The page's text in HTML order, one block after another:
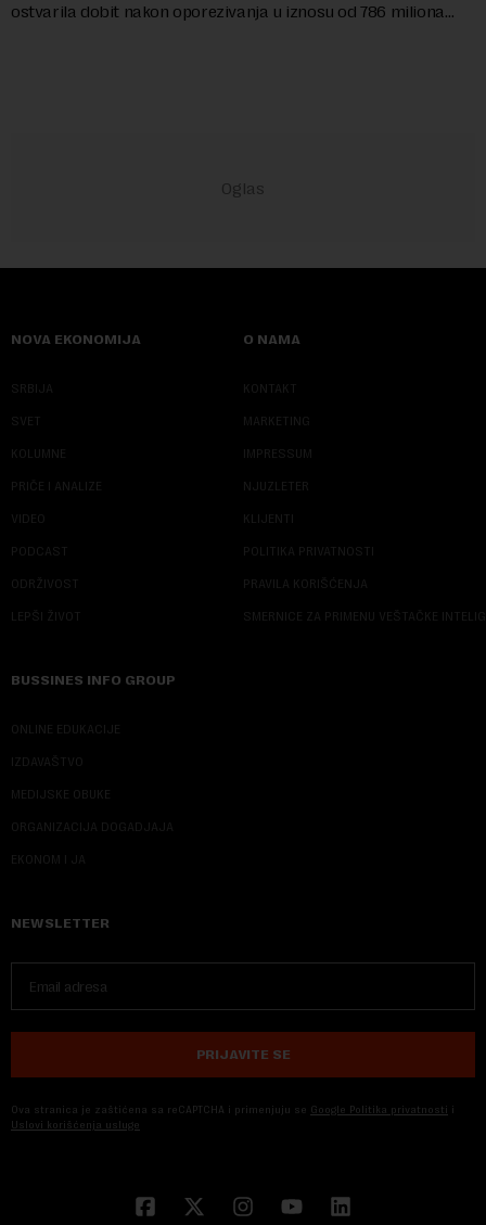
ostvarila dobit nakon oporezivanja u iznosu od 786 miliona
NOVA EKONOMIJA
SRBIJA
SVET
KOLUMNE
PRIČE I ANALIZE
VIDEO
PODCAST
ODRŽIVOST
LEPŠI ŽIVOT
O NAMA
KONTAKT
MARKETING
IMPRESSUM
NJUZLETER
KLIJENTI
POLITIKA PRIVATNOSTI
PRAVILA KORIŠĆENJA
SMERNICE ZA PRIMENU VEŠTAČKE
BUSSINES INFO GROUP
ONLINE EDUKACIJE
IZDAVAŠTVO
MEDIJSKE OBUKE
ORGANIZACIJA DOGADJAJA
EKONOM I JA
NEWSLETTER
PRIJAVITE SE
Ova stranica je zaštićena sa reCAPTCHA i primenjuju se Google Politika privatnosti i
Uslovi korišćenja usluge